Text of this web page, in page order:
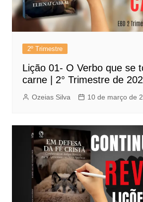
2º Trimestre
Lição 01- O Verbo que se
carne | 2° Trimestre de
Ozeias Silva 10 de março de